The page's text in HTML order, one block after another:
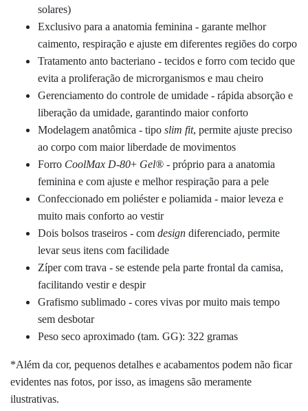
solares)
Exclusivo para a anatomia feminina - garante melhor
caimento, respiração e ajuste em diferentes regiões do corpo
Tratamento anto bacteriano - tecidos e forro com tecido que
evita a proliferação de microrganismos e mau cheiro
Gerenciamento do controle de umidade - rápida absorção e
liberação da umidade, garantindo maior conforto
Modelagem anatômica - tipo slim fit, permite ajuste preciso
ao corpo com maior liberdade de movimentos
Forro CoolMax D-80+ Gel® - próprio para a anatomia
feminina e com ajuste e melhor respiração para a pele
Confeccionado em poliéster e poliamida - maior leveza e
muito mais conforto ao vestir
Dois bolsos traseiros - com design diferenciado, permite
levar seus itens com facilidade
Zíper com trava - se estende pela parte frontal da camisa,
facilitando vestir e despir
Grafismo sublimado - cores vivas por muito mais tempo
sem desbotar
Peso seco aproximado (tam. GG): 322 gramas
*Além da cor, pequenos detalhes e acabamentos podem não ficar
evidentes nas fotos, por isso, as imagens são meramente
ilustrativas.